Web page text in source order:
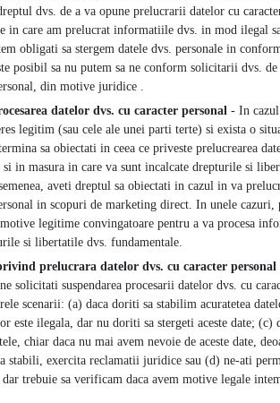
dvs. de a va opune prelucrarii datelor cu
in care am prelucrat informatiile dvs. in mod ilegal
obligati sa stergem datele dvs. personale in
posibil sa nu putem sa ne conform solicitarii dvs. de
din motive juridice .
datelor dvs. cu caracter personal - In
legitim (sau cele ale unei parti terte) si exista o
sa obiectati in ceea ce priveste prelucrearea
si in masura in care va sunt incalcate drepturile si
aveti dreptul sa obiectati in cazul in va
in scopuri de marketing direct. In unele cazuri,
legitime convingatoare pentru a va procesa
si libertatile dvs. fundamentale.
prelucrara datelor dvs. cu caracter personal
solicitati suspendarea procesarii datelor dvs. cu
scenarii: (a) daca doriti sa stabilim acuratetea
este ilegala, dar nu doriti sa stergeti aceste date; (c)
chiar daca nu mai avem nevoie de aceste date,
stabili, exercita reclamatii juridice sau (d) ne-ati
trebuie sa verificam daca avem motive legale